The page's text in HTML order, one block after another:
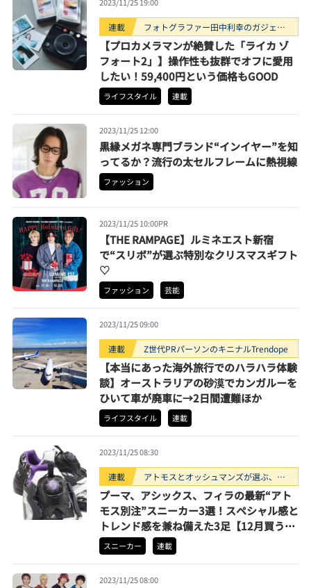
連載
フォトグラファー田中利幸のガジェッ
ト“ガチ”レビュー
【プロカメラマンが絶賛した「ライカ ゾ
フォート2」】操作性も抜群でオフに愛用
したい！59,400円という価格もGOOD
ライフスタイル 連載
2023/11/25 12:00
黒縁メガネ専門ブランド“インイヤー”を知
ってるか？流行の太セルフレームに熱視線
ファッション
2023/11/25 10:00PR
【THE RAMPAGE】ルミネエスト新宿
で“スリボ”が選ぶ特別なクリスマスギフト
♡
ファッション 芸能
2023/11/25 09:00
連載 Z世代PRパーソンのキニナルTrendope
【本当にあった海外旅行でのハラハラ体験
談】オーストラリアの砂漠でカンガルーを
ひいて車が廃車に→2日間遭難ほか
ライフスタイル 連載
2023/11/25 08:30
連載
アトモスとオッシュマンズが選ぶ、買
うべきスニーカー3選。
プーマ、アシックス、フィラの最新“アト
モス別注”スニーカー3選！スペシャル感と
トレンド感を兼ね備えた3足【12月買うべ
きモデル】
スニーカー 連載
2023/11/25 08:00